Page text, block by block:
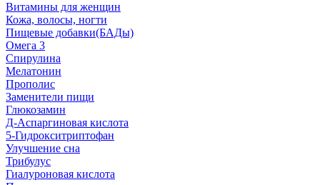
Витамины для женщин
Кожа, волосы, ногти
Пищевые добавки(БАДы)
Омега 3
Спирулина
Мелатонин
Прополис
Заменители пищи
Глюкозамин
Д-Аспаргиновая кислота
5-Гидрокситриптофан
Улучшение сна
Трибулус
Гиалуроновая кислота